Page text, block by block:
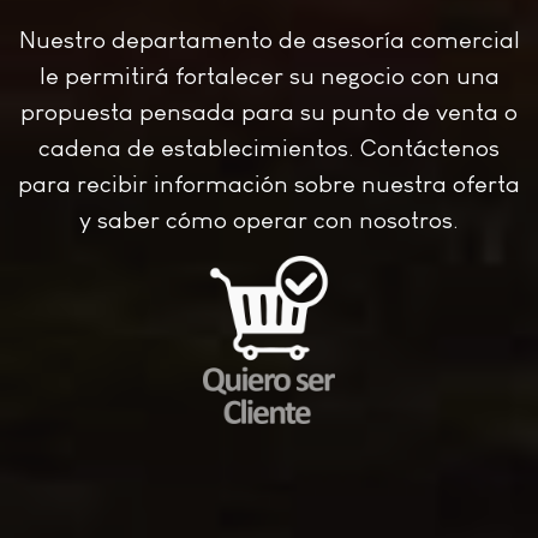
Nuestro departamento de asesoría comercial
le permitirá fortalecer su negocio con una
propuesta pensada para su punto de venta o
cadena de establecimientos. Contáctenos
para recibir información sobre nuestra oferta
y saber cómo operar con nosotros.